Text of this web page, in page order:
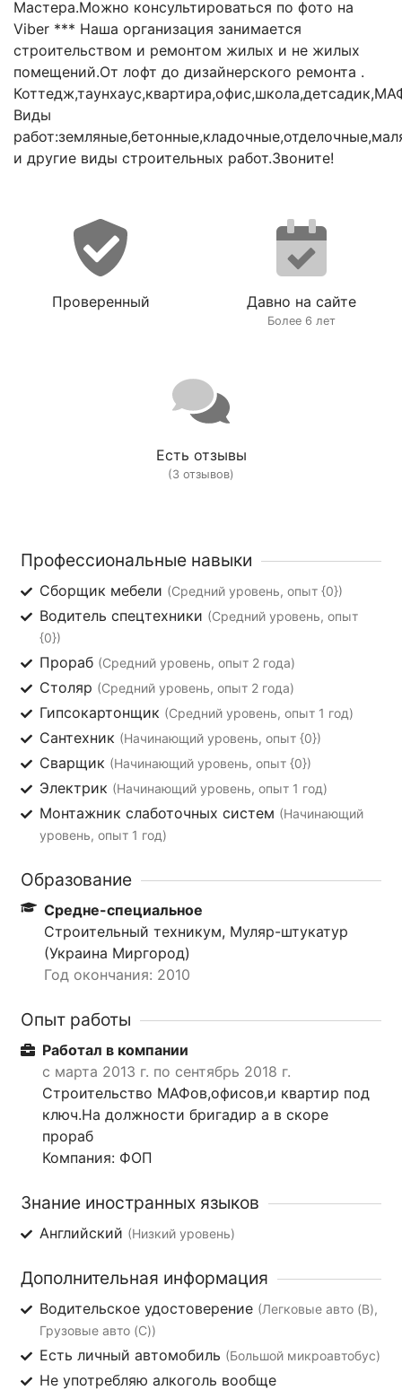
Мастера.Можно консультироваться по фото на
Viber *** Наша организация занимается
строительством и ремонтом жилых и не жилых
помещений.От лофт до дизайнерского ремонта .
Виды
и другие виды строительных работ.Звоните!
Проверенный Давно на сайте
Более 6 лет
Есть отзывы
(3 отзывов)
Профессиональные навыки
Сборщик мебели (Средний уровень, опыт {0})
Водитель спецтехники (Средний уровень, опыт
{0})
Прораб (Средний уровень, опыт 2 года)
Столяр (Средний уровень, опыт 2 года)
Гипсокартонщик (Средний уровень, опыт 1 год)
Сантехник (Начинающий уровень, опыт {0})
Сварщик (Начинающий уровень, опыт {0})
Электрик (Начинающий уровень, опыт 1 год)
Монтажник слаботочных систем (Начинающий
уровень, опыт 1 год)
Образование
Средне-специальное
Строительный техникум, Муляр-штукатур
(Украина Миргород)
Год окончания: 2010
Опыт работы
Работал в компании
с марта 2013 г. по сентябрь 2018 г.
Строительство МАФов,офисов,и квартир под
ключ.На должности бригадир а в скоре
прораб
Компания: ФОП
Знание иностранных языков
Английский (Низкий уровень)
Дополнительная информация
Водительское удостоверение (Легковые авто (B),
Грузовые авто (C))
Есть личный автомобиль (Большой микроавтобус)
Не употребляю алкоголь вообще